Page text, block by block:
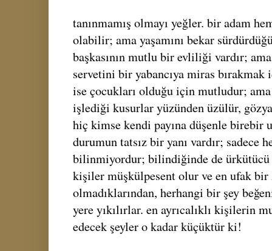
tanınmamış olmayı yeğler. bir adam
olabilir; ama yaşamını bekar
başkasının mutlu bir evliliği vardır;
servetini bir yabancıya miras bırakmak
ise çocukları olduğu için mutludur; ama
işlediği kusurlar yüzünden üzülür,
hiç kimse kendi payına düşenle birebir
durumun tatsız bir yanı vardır; sadece
bilinmiyordur; bilindiğinde de ürkütücü
kişiler müşkülpesent olur ve en ufak bir
olmadıklarından, herhangi bir şey
yere yıkılırlar. en ayrıcalıklı kişilerin
edecek şeyler o kadar küçüktür ki!